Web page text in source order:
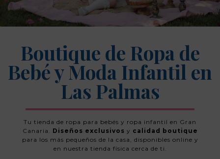
Boutique de Ropa de
Bebé y Moda Infantil en
Las Palmas
Tu tienda de ropa para bebés y ropa infantil en Gran
Canaria. Diseños exclusivos y calidad boutique
para los más pequeños de la casa, disponibles online y
en nuestra tienda física cerca de ti.